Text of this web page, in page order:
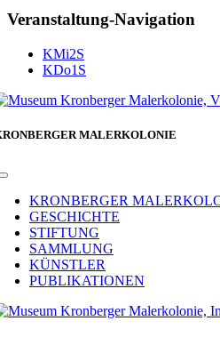
Facebook
Veranstaltung-Navigation
KMi2S
KDo1S
MALERKOLONIE
Toggle
NavigationKRONBERGER
GESCHICHTE
STIFTUNG
SAMMLUNG
KÜNSTLER
PUBLIKATIONEN